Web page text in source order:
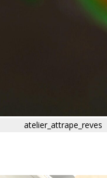
atelier_attrape_reves